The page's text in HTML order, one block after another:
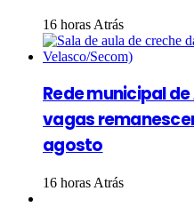
16 horas Atrás
Rede municipal
vagas
agosto
16 horas Atrás